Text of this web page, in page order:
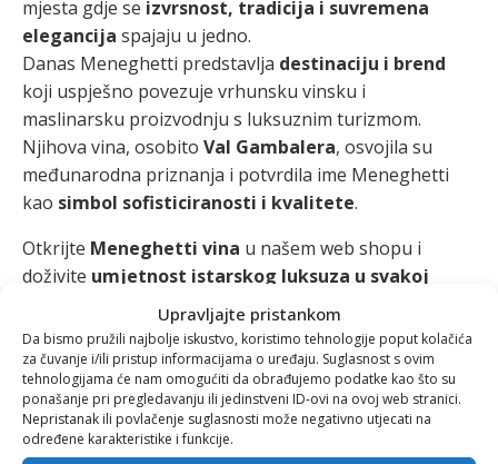
Upravljajte pristankom
Da bismo pružili najbolje iskustvo, koristimo tehnologije poput kolačića
za čuvanje i/ili pristup informacijama o uređaju. Suglasnost s ovim
tehnologijama će nam omogućiti da obrađujemo podatke kao što su
ponašanje pri pregledavanju ili jedinstveni ID-ovi na ovoj web stranici.
Nepristanak ili povlačenje suglasnosti može negativno utjecati na
određene karakteristike i funkcije.
mjesta gdje se izvrsnost, tradicija i suvremena
elegancija spajaju u jedno.
Danas Meneghetti predstavlja destinaciju i brend
koji uspješno povezuje vrhunsku vinsku i
maslinarsku proizvodnju s luksuznim turizmom.
Njihova vina, osobito Val Gambalera, osvojila su
međunarodna priznanja i potvrdila ime Meneghetti
kao simbol sofisticiranosti i kvalitete.
Otkrijte Meneghetti vina u našem web shopu i
doživite umjetnost istarskog luksuza u svakoj
Aquilia Blog –